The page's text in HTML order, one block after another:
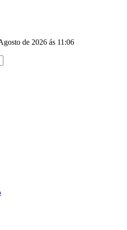
de 2026 ás 11:06